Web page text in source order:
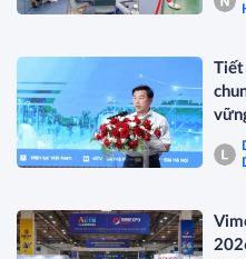
Tiết